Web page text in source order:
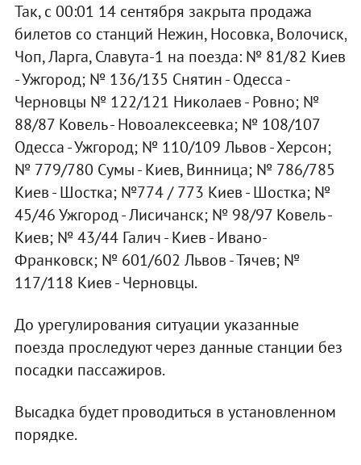
Так, с 00:01 14 сентября закрыта продажа
билетов со станций Нежин, Носовка, Волочиск,
Чоп, Ларга, Славута-1 на поезда: № 81/82 Киев
- Ужгород; № 136/135 Снятин - Одесса -
Черновцы № 122/121 Николаев - Ровно; №
88/87 Ковель - Новоалексеевка; № 108/107
Одесса - Ужгород; № 110/109 Львов - Херсон;
№ 779/780 Сумы - Киев, Винница; № 786/785
Киев - Шостка; №774 / 773 Киев - Шостка; №
45/46 Ужгород - Лисичанск; № 98/97 Ковель -
Киев; № 43/44 Галич - Киев - Ивано-
Франковск; № 601/602 Львов - Тячев; №
117/118 Киев - Черновцы.
До урегулирования ситуации указанные
поезда проследуют через данные станции без
посадки пассажиров.
Высадка будет проводиться в установленном
порядке.